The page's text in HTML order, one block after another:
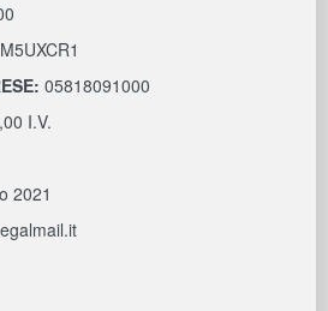
M5UXCR1
05818091000
I.V.
2021